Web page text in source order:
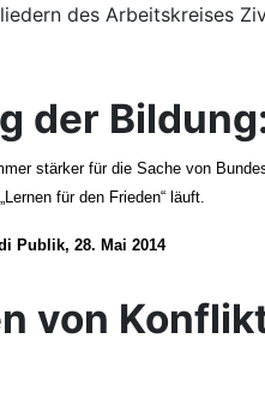
des Arbeitskreises
der
stärker für die Sache von
für den Frieden“ läuft.
Publik, 28. Mai 2014
von